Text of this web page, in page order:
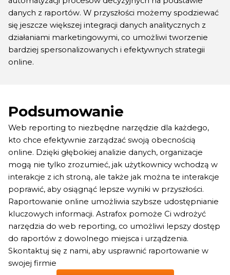
danych z raportów. W przyszłości możemy spodziewać
się jeszcze większej integracji danych analitycznych z
działaniami marketingowymi, co umożliwi tworzenie
bardziej spersonalizowanych i efektywnych strategii
online.
Podsumowanie
Web reporting to niezbędne narzędzie dla każdego,
kto chce efektywnie zarządzać swoją obecnością
online. Dzięki głębokiej analizie danych, organizacje
mogą nie tylko zrozumieć, jak użytkownicy wchodzą w
interakcje z ich stroną, ale także jak można te interakcje
poprawić, aby osiągnąć lepsze wyniki w przyszłości.
Raportowanie online umożliwia szybsze udostępnianie
kluczowych informacji. Astrafox pomoże Ci wdrożyć
narzędzia do web reporting, co umożliwi lepszy dostęp
do raportów z dowolnego miejsca i urządzenia.
Skontaktuj się z nami, aby usprawnić raportowanie w
swojej firmie